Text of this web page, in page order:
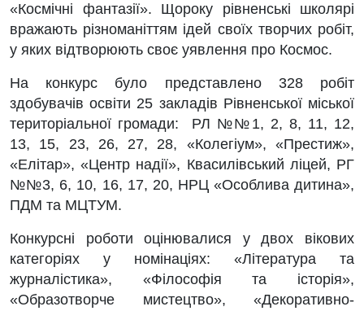
«Космічні фантазії». Щороку рівненські школярі
вражають різноманіттям ідей своїх творчих робіт,
у яких відтворюють своє уявлення про Космос.
На конкурс було представлено 328 робіт
здобувачів освіти 25 закладів Рівненської міської
територіальної громади: РЛ №№1, 2, 8, 11, 12,
13, 15, 23, 26, 27, 28, «Колегіум», «Престиж»,
«Елітар», «Центр надії», Квасилівський ліцей, РГ
№№3, 6, 10, 16, 17, 20, НРЦ «Особлива дитина»,
ПДМ та МЦТУМ.
Конкурсні роботи оцінювалися у двох вікових
категоріях у номінаціях: «Література та
журналістика», «Філософія та історія»,
«Образотворче мистецтво», «Декоративно-